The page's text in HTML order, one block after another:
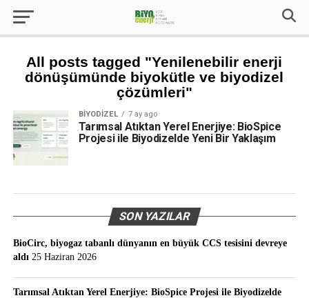
All posts tagged "Yenilenebilir enerji
dönüşümünde biyokütle ve biyodizel
çözümleri"
BIYODIZEL 7 ay ago
Tarımsal Atıktan Yerel Enerjiye: BioSpice
Projesi ile Biyodizelde Yeni Bir Yaklaşım
SON YAZILAR
BioCirc, biyogaz tabanlı dünyanın en büyük CCS tesisini devreye
aldı 25 Haziran 2026
Tarımsal Atıktan Yerel Enerjiye: BioSpice Projesi ile Biyodizelde